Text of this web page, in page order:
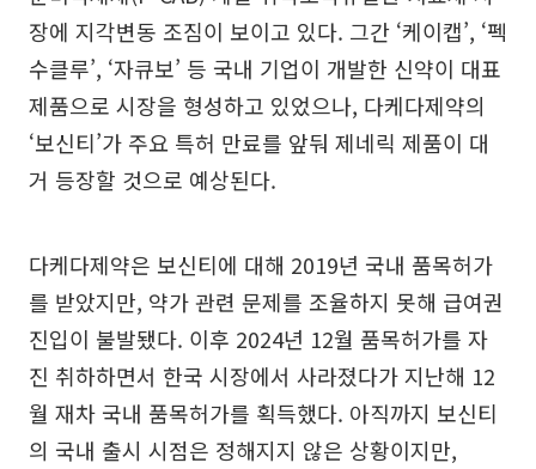
장에 지각변동 조짐이 보이고 있다. 그간 ‘케이캡’, ‘펙
수클루’, ‘자큐보’ 등 국내 기업이 개발한 신약이 대표
제품으로 시장을 형성하고 있었으나, 다케다제약의
‘보신티’가 주요 특허 만료를 앞둬 제네릭 제품이 대
거 등장할 것으로 예상된다.
다케다제약은 보신티에 대해 2019년 국내 품목허가
를 받았지만, 약가 관련 문제를 조율하지 못해 급여권
진입이 불발됐다. 이후 2024년 12월 품목허가를 자
진 취하하면서 한국 시장에서 사라졌다가 지난해 12
월 재차 국내 품목허가를 획득했다. 아직까지 보신티
의 국내 출시 시점은 정해지지 않은 상황이지만,